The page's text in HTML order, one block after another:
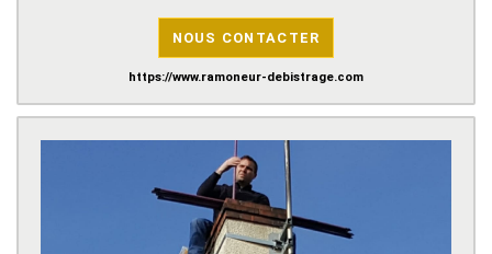
NOUS CONTACTER
https://www.ramoneur-debistrage.com